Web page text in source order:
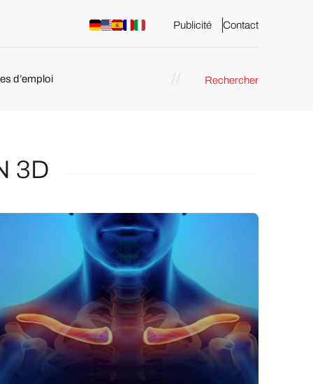
Publicité Contact
d’emploi Rechercher
3D